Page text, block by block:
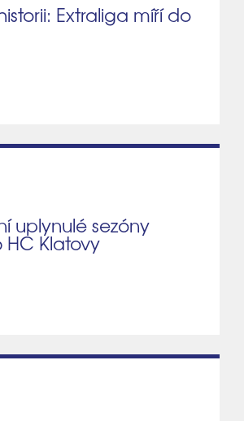
Extraliga míří do
uplynulé sezóny
HC Klatovy